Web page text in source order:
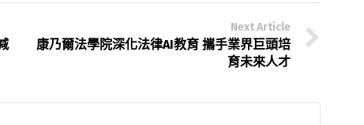
Next Article
康乃爾法學院深化法律AI教育 攜手業界巨頭培
育未來人才